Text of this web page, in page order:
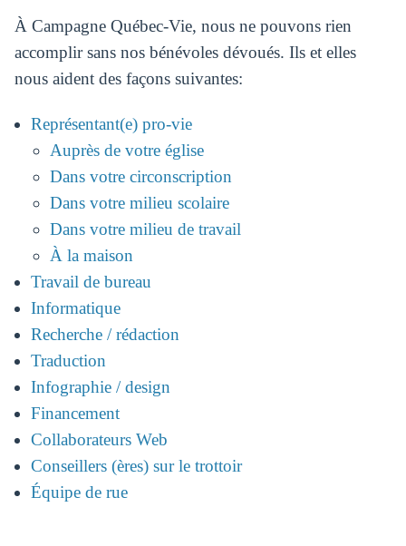
À Campagne Québec-Vie, nous ne pouvons rien
accomplir sans nos bénévoles dévoués. Ils et elles
nous aident des façons suivantes:
Représentant(e) pro-vie
Auprès de votre église
Dans votre circonscription
Dans votre milieu scolaire
Dans votre milieu de travail
À la maison
Travail de bureau
Informatique
Recherche / rédaction
Traduction
Infographie / design
Financement
Collaborateurs Web
Conseillers (ères) sur le trottoir
Équipe de rue